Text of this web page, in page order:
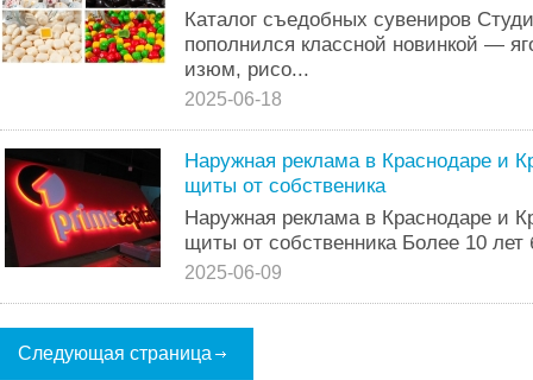
Каталог съедобных сувениров
пополнился классной новинкой —
изюм, рисо...
2025-06-18
Наружная реклама в Краснодаре и
щиты от собственика
Наружная реклама в Краснодаре и
щиты от собственника Более 10 лет
2025-06-09
Следующая страница